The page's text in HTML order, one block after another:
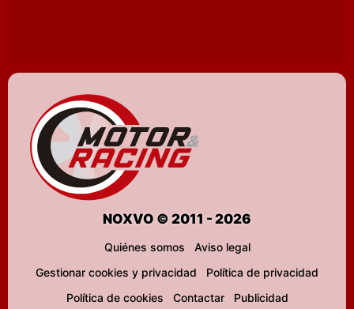
NOXVO © 2011 - 2026
Quiénes somos
Aviso legal
Gestionar cookies y privacidad
Política de privacidad
Política de cookies
Contactar
Publicidad